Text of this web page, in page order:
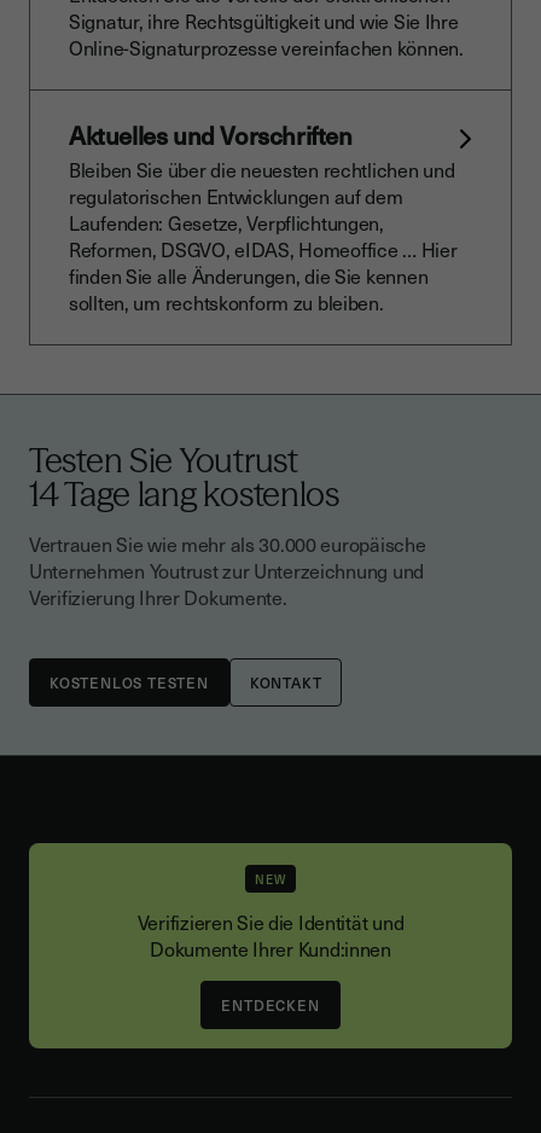
Signatur, ihre Rechtsgültigkeit und wie Sie Ihre
Online-Signaturprozesse vereinfachen können.
Aktuelles und Vorschriften
Bleiben Sie über die neuesten rechtlichen und
regulatorischen Entwicklungen auf dem
Laufenden: Gesetze, Verpflichtungen,
Reformen, DSGVO, eIDAS, Homeoffice … Hier
finden Sie alle Änderungen, die Sie kennen
sollten, um rechtskonform zu bleiben.
Testen Sie Youtrust
14 Tage lang kostenlos
Vertrauen Sie wie mehr als 30.000 europäische
Unternehmen Youtrust zur Unterzeichnung und
Verifizierung Ihrer Dokumente.
KONTAKT
NEW
Verifizieren Sie die Identität und
Dokumente Ihrer Kund:innen
ENTDECKEN